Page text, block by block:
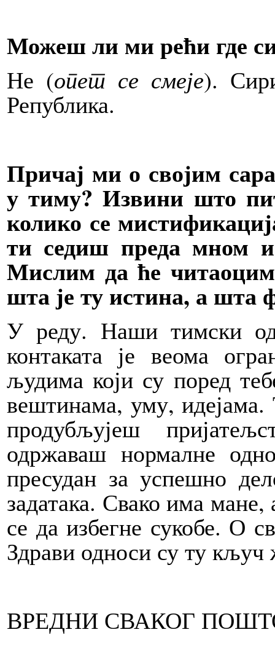
Можеш ли ми рећи где
Не (опет се смеје).
Република.
Причај ми о својим
у тиму? Извини што
колико се
ти седиш преда мном
Мислим да ће
шта је ту истина, а шта
У реду. Наши тимски
контаката је веома
људима који су поред
вештинама, уму,
продубљујеш
одржаваш нормалне
пресудан за успешно
задатака. Свако има мане,
се да избегне сукобе. О
Здрави односи су ту
ВРЕДНИ СВАКОГ